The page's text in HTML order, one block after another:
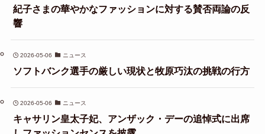
紀子さまの華やかなファッションに対する賛否両論の反
響
2026-05-06 ニュース
ソフトバンク選手の厳しい現状と牧原巧汰の挑戦の行方
2026-05-06 ニュース
キャサリン皇太子妃、アンザック・デーの追悼式に出席